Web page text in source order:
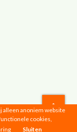
alleen anoniem website
cookies,
Sluiten